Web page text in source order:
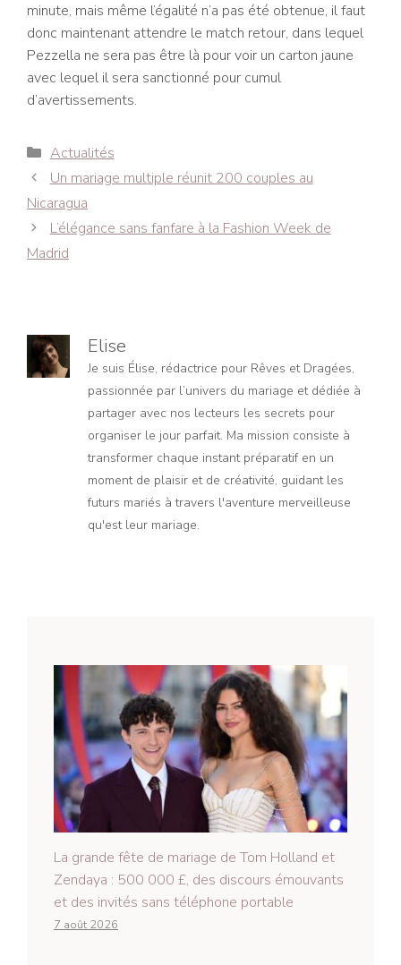
minute, mais même l’égalité n’a pas été obtenue, il faut
donc maintenant attendre le match retour, dans lequel
Pezzella ne sera pas être là pour voir un carton jaune
avec lequel il sera sanctionné pour cumul
d’avertissements.
Catégories
Actualités
Navigation
des
articles
Un mariage multiple réunit 200 couples au
Nicaragua
L’élégance sans fanfare à la Fashion Week de
Madrid
Elise
Je suis Élise, rédactrice pour Rêves et Dragées,
passionnée par l’univers du mariage et dédiée à
partager avec nos lecteurs les secrets pour
organiser le jour parfait. Ma mission consiste à
transformer chaque instant préparatif en un
moment de plaisir et de créativité, guidant les
futurs mariés à travers l'aventure merveilleuse
qu'est leur mariage.
La grande fête de mariage de Tom Holland et
Zendaya : 500 000 £, des discours émouvants
et des invités sans téléphone portable
7 août 2026